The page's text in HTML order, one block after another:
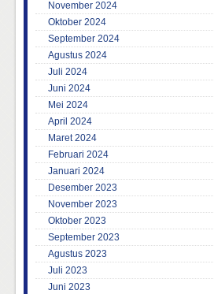
November 2024
Oktober 2024
September 2024
Agustus 2024
Juli 2024
Juni 2024
Mei 2024
April 2024
Maret 2024
Februari 2024
Januari 2024
Desember 2023
November 2023
Oktober 2023
September 2023
Agustus 2023
Juli 2023
Juni 2023